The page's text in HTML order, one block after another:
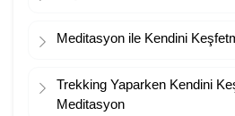
Meditasyon ile Kendini
Trekking Yaparken Kendini
Meditasyon